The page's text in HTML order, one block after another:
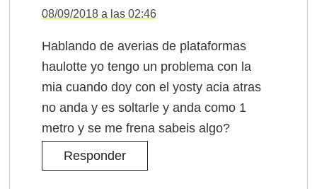
08/09/2018 a las 02:46
Hablando de averias de plataformas
haulotte yo tengo un problema con la
mia cuando doy con el yosty acia atras
no anda y es soltarle y anda como 1
metro y se me frena sabeis algo?
Responder